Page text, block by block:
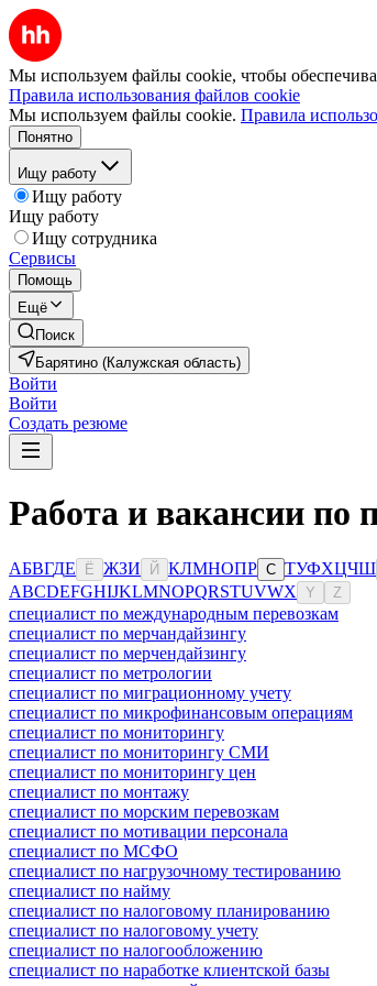
Мы используем файлы cookie, чтобы
Правила использования файлов cookie
Мы используем файлы cookie. Правила
Понятно
Ищу работу
Ищу работу
Ищу работу
Ищу сотрудника
Сервисы
Помощь
Ещё
Поиск
Барятино (Калужская область)
Войти
Войти
Создать резюме
Работа и вакансии по
АБВГДЕ Ё ЖЗИ Й КЛМНОПР С ТУФХЦЧШ
ABCDEFGHIJKLMNOPQRSTUVWX Y Z
специалист по международным перевозкам
специалист по мерчандайзингу
специалист по мерчендайзингу
специалист по метрологии
специалист по миграционному учету
специалист по микрофинансовым операциям
специалист по мониторингу
специалист по мониторингу СМИ
специалист по мониторингу цен
специалист по монтажу
специалист по морским перевозкам
специалист по мотивации персонала
специалист по МСФО
специалист по нагрузочному тестированию
специалист по найму
специалист по налоговому планированию
специалист по налоговому учету
специалист по налогообложению
специалист по наработке клиентской базы